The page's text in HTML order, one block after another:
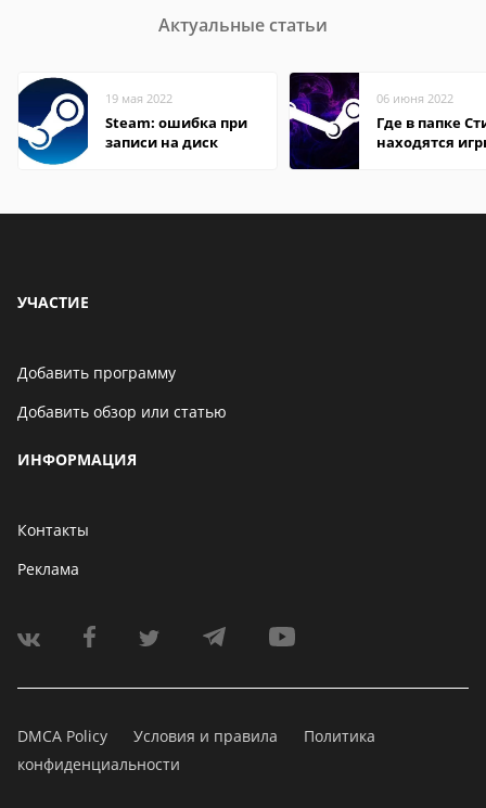
Актуальные статьи
19 мая 2022
Steam: ошибка при
записи на диск
06 июня 2022
Где в папке
находятся
УЧАСТИЕ
Добавить программу
Добавить обзор или статью
ИНФОРМАЦИЯ
Контакты
Реклама
DMCA Policy Условия и правила
Политика
конфиденциальности